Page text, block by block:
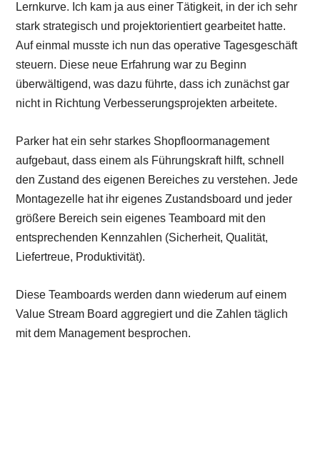
Lernkurve. Ich kam ja aus einer Tätigkeit, in der ich sehr
stark strategisch und projektorientiert gearbeitet hatte.
Auf einmal musste ich nun das operative Tagesgeschäft
steuern. Diese neue Erfahrung war zu Beginn
überwältigend, was dazu führte, dass ich zunächst gar
nicht in Richtung Verbesserungsprojekten arbeitete.
Parker hat ein sehr starkes Shopfloormanagement
aufgebaut, dass einem als Führungskraft hilft, schnell
den Zustand des eigenen Bereiches zu verstehen. Jede
Montagezelle hat ihr eigenes Zustandsboard und jeder
größere Bereich sein eigenes Teamboard mit den
entsprechenden Kennzahlen (Sicherheit, Qualität,
Liefertreue, Produktivität).
Diese Teamboards werden dann wiederum auf einem
Value Stream Board aggregiert und die Zahlen täglich
mit dem Management besprochen.